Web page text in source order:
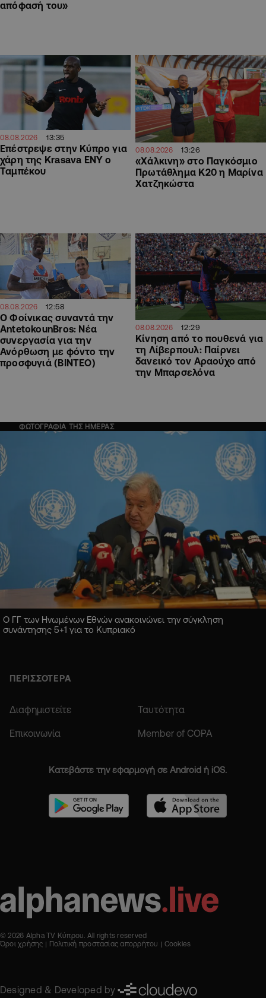
απόφασή του»
08.08.2026 13:35
Επέστρεψε στην Κύπρο για
χάρη της Krasava ΕΝΥ ο
Ταμπέκου
08.08.2026 13:26
«Χάλκινη» στο Παγκόσμιο
Πρωτάθλημα Κ20 η Μαρίνα
Χατζηκώστα
08.08.2026 12:58
Ο Φοίνικας συναντά την
AntetokounBros: Νέα
συνεργασία για την
Ανόρθωση με φόντο την
προσφυγιά (ΒΙΝΤΕΟ)
08.08.2026 12:29
Kίνηση από το πουθενά για
τη Λίβερπουλ: Παίρνει
δανεικό τον Αραούχο από
την Μπαρσελόνα
ΦΩΤΟΓΡΑΦΙΑ ΤΗΣ ΗΜΕΡΑΣ
Ο ΓΓ των Ηνωμένων Εθνών ανακοινώνει την σύγκληση
συνάντησης 5+1 για το Κυπριακό
ΠΕΡΙΣΣΟΤΕΡΑ
Διαφημιστείτε Ταυτότητα
Επικοινωνία Member of COPA
Κατεβάστε την εφαρμογή σε Android ή iOS.
© 2026 Alpha TV Κύπρου. All rights reserved
Όροι χρήσης
Πολιτική προστασίας απορρήτου Cookies
Designed & Developed by